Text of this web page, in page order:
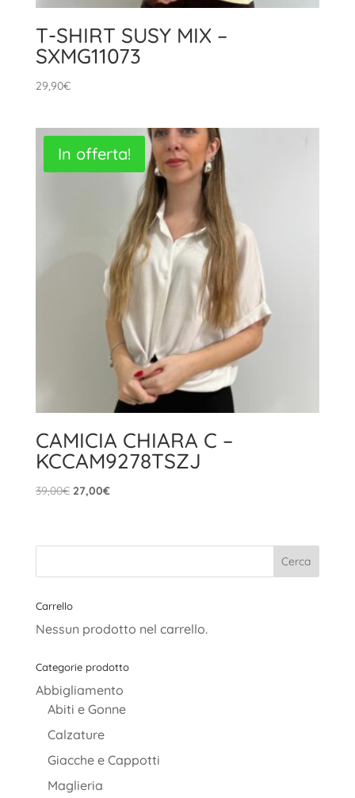
T-SHIRT SUSY MIX –
SXMG11073
29,90€
In offerta!
CAMICIA CHIARA C –
KCCAM9278TSZJ
39,00€ Il
era:
27,00€Il
è:
Carrello
Nessun prodotto nel carrello.
Categorie prodotto
Abbigliamento
Abiti e Gonne
Calzature
Giacche e Cappotti
Maglieria